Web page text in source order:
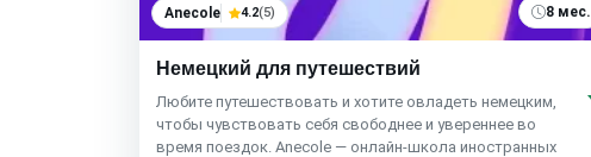
Anecole 4.2(5) 8 мес.
Немецкий для путешествий
Любите путешествовать и хотите овладеть немецким,
чтобы чувствовать себя свободнее и увереннее во
время поездок. Anecole — онлайн-школа иностранных